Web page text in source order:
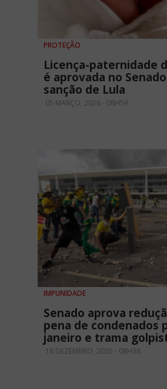
PROTEÇÃO
Licença-paternidade
é aprovada no
sanção de Lula
05 MARÇO, 2026 - 08H59
IMPUNIDADE
Senado aprova
pena de condenados
janeiro e trama
18 DEZEMBRO, 2025 - 08H38